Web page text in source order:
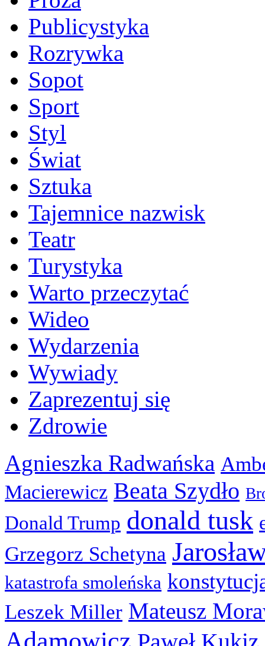
Publicystyka
Rozrywka
Sopot
Sport
Styl
Świat
Sztuka
Tajemnice nazwisk
Teatr
Turystyka
Warto przeczytać
Wideo
Wydarzenia
Wywiady
Zaprezentuj się
Zdrowie
Agnieszka Radwańska
Macierewicz Beata Szydło
Donald Trump donald tusk
Grzegorz Schetyna
katastrofa smoleńska
Leszek Miller Mateusz